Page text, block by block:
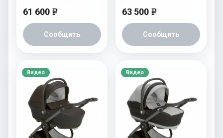
61 600 e
Сообщить
63 500 e
Сообщить
Видео Видео